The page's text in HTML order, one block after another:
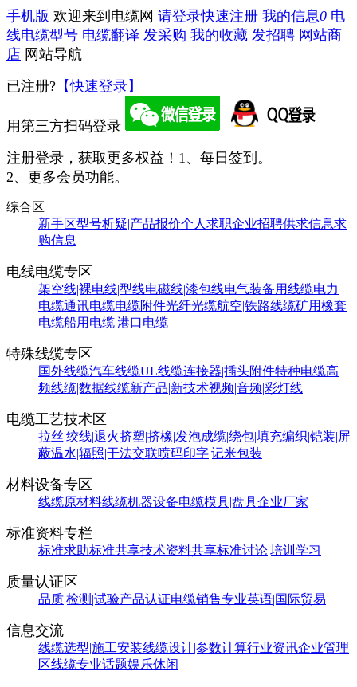
手机版 欢迎来到电缆网 请登录快速注册 我的信息0 电
线电缆型号 电缆翻译 发采购 我的收藏 发招聘 网站商
店 网站导航
已注册? 【快速登录】
用第三方扫码登录
注册登录，获取更多权益！ 1、每日签到。
2、更多会员功能。
综合区
新手区型号析疑|产品报价个人求职企业招聘供求信息求
购信息
电线电缆专区
架空线|裸电线|型线电磁线|漆包线电气装备用线缆电力
电缆通讯电缆电缆附件光纤光缆航空|铁路线缆矿用橡套
电缆船用电缆|港口电缆
特殊线缆专区
国外线缆汽车线缆UL线缆连接器|插头附件特种电缆高
频线缆|数据线缆新产品|新技术视频|音频|彩灯线
电缆工艺技术区
拉丝|绞线|退火挤塑|挤橡|发泡成缆|绕包|填充编织|铠装|屏
蔽温水|辐照|干法交联喷码印字|记米包装
材料设备专区
线缆原材料线缆机器设备电缆模具|盘具企业厂家
标准资料专栏
标准求助标准共享技术资料共享标准讨论|培训学习
质量认证区
品质|检测|试验产品认证电缆销售专业英语|国际贸易
信息交流
线缆选型|施工安装线缆设计|参数计算行业资讯企业管理
区线缆专业话题娱乐休闲